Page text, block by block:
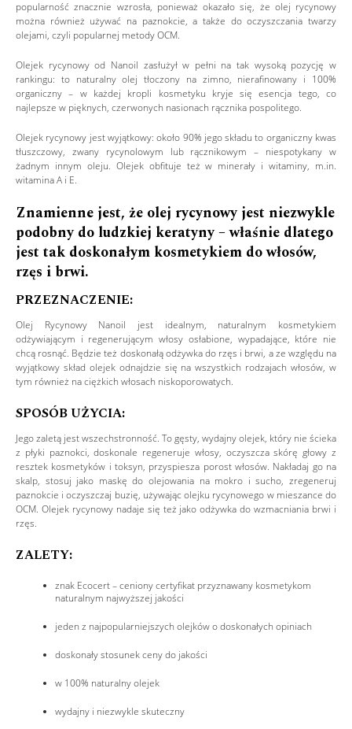
popularność znacznie wzrosła, ponieważ okazało się, że olej rycynowy
można również używać na paznokcie, a także do oczyszczania twarzy
olejami, czyli popularnej metody OCM.
Olejek rycynowy od Nanoil zasłużył w pełni na tak wysoką pozycję w
rankingu: to naturalny olej tłoczony na zimno, nierafinowany i 100%
organiczny – w każdej kropli kosmetyku kryje się esencja tego, co
najlepsze w pięknych, czerwonych nasionach rącznika pospolitego.
Olejek rycynowy jest wyjątkowy: około 90% jego składu to organiczny kwas
tłuszczowy, zwany rycynolowym lub rącznikowym – niespotykany w
żadnym innym oleju. Olejek obfituje też w minerały i witaminy, m.in.
witamina A i E.
Znamienne jest, że olej rycynowy jest niezwykle
podobny do ludzkiej keratyny – właśnie dlatego
jest tak doskonałym kosmetykiem do włosów,
rzęs i brwi.
PRZEZNACZENIE:
Olej Rycynowy Nanoil jest idealnym, naturalnym kosmetykiem
odżywiającym i regenerującym włosy osłabione, wypadające, które nie
chcą rosnąć. Będzie też doskonałą odżywka do rzęs i brwi, a ze względu na
wyjątkowy skład olejek odnajdzie się na wszystkich rodzajach włosów, w
tym również na ciężkich włosach niskoporowatych.
SPOSÓB UŻYCIA:
Jego zaletą jest wszechstronność. To gęsty, wydajny olejek, który nie ścieka
z płyki paznokci, doskonale regeneruje włosy, oczyszcza skórę głowy z
resztek kosmetyków i toksyn, przyspiesza porost włosów. Nakładaj go na
skalp, stosuj jako maskę do olejowania na mokro i sucho, zregeneruj
paznokcie i oczyszczaj buzię, używając olejku rycynowego w mieszance do
OCM. Olejek rycynowy nadaje się też jako odżywka do wzmacniania brwi i
rzęs.
ZALETY:
znak Ecocert – ceniony certyfikat przyznawany kosmetykom
naturalnym najwyższej jakości
jeden z najpopularniejszych olejków o doskonałych opiniach
doskonały stosunek ceny do jakości
w 100% naturalny olejek
wydajny i niezwykle skuteczny